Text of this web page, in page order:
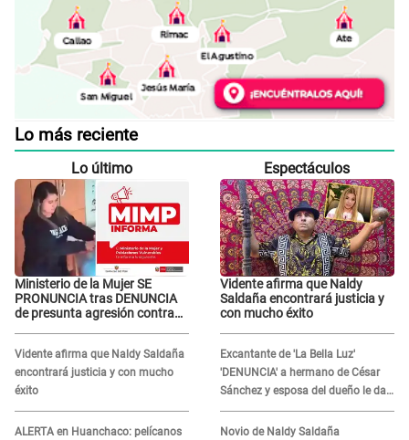
Lo más reciente
Lo último
Ministerio de la Mujer SE
PRONUNCIA tras DENUNCIA
de presunta agresión contra
Vidente afirma que Naldy Saldaña
encontrará justicia y con mucho
éxito
ALERTA en Huanchaco: pelícanos
Espectáculos
Vidente afirma que Naldy
Saldaña encontrará justicia y
con mucho éxito
Excantante de 'La Bella Luz'
'DENUNCIA' a hermano de César
Sánchez y esposa del dueño le da
INDIGNANTE respuesta: "Ellos son
así, tranquila"
Novio de Naldy Saldaña